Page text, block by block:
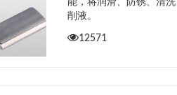
能，将润滑、防锈、清
削液。
12571